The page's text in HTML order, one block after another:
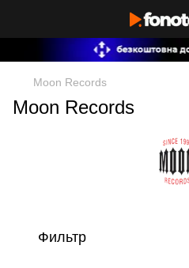
Moon Records
Moon Records
Фильтр